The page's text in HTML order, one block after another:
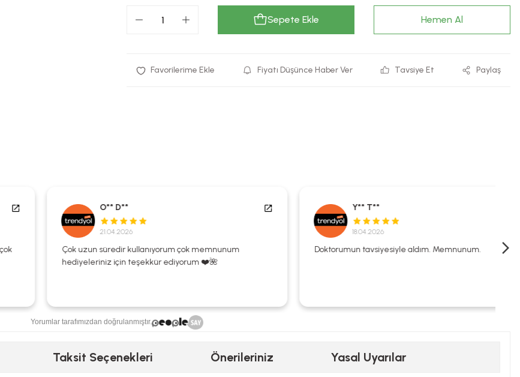
Sepete Ekle Hemen Al
Fiyatı Düşünce Haber Ver Tavsiye Et Paylaş
O** D**
21.04.2026
Çok uzun süredir kullanıyorum çok memnunum
hediyeleriniz için teşekkür ediyorum ❤️🌺
Y** T**
18.04.2026
Doktorumun tavsiyesiyle aldım. Memnunum.
Yorumlar tarafımızdan doğrulanmıştır.
Taksit Seçenekleri Önerileriniz Yasal Uyarılar